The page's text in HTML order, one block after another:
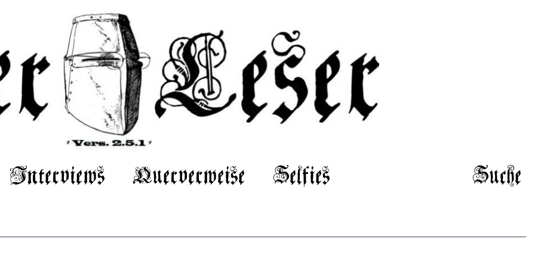
Interviews Querverweise Selfies Suche